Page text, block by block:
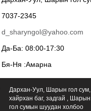
7037-2345
d_sharyngol@yahoo.com
Да-Ба: 08:00-17:30
Бя-Ня :Амарна
Дархан-Уул, Шарын гол сум,
хайрхан баг, задгай , Шарын
гол сумын шуудан холбоо